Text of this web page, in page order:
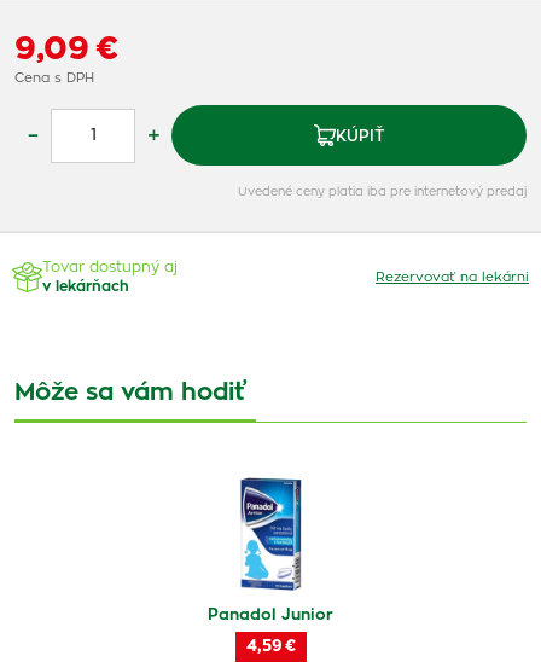
9,09 €
Cena s DPH
– + KÚPIŤ
Uvedené ceny platia iba pre internetový predaj
Tovar dostupný aj
v lekárňach
Rezervovať na lekárni
Môže sa vám hodiť
Panadol Junior
4,59 €